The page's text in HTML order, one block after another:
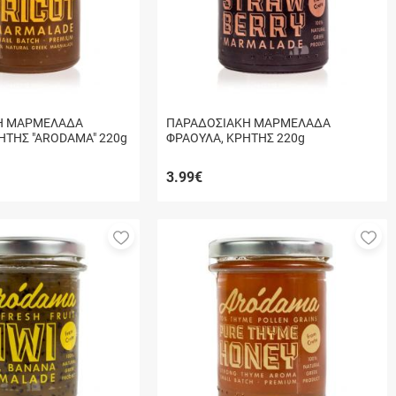
ΜΑΡΜΕΛΑΔΑ
"ARODAMA" 220g
ΠΑΡΑΔΟΣΙΑΚΗ ΜΑΡΜΕΛΑΔΑ
ΦΡΑΟΥΛΑ, ΚΡΗΤΗΣ 220g
3.99€
Προσθήκη